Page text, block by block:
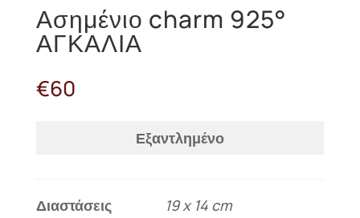
Ασημένιο charm 925°
ΑΓΚΑΛΙΑ
€60
Εξαντλημένο
Διαστάσεις 19 x 14 cm